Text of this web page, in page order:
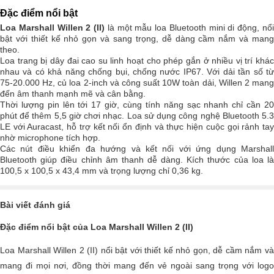
Đặc điểm nổi bật
Loa Marshall Willen 2 (II) là một mẫu loa Bluetooth mini di động, nổi
bật với thiết kế nhỏ gọn và sang trọng, dễ dàng cầm nắm và mang
theo.
Loa trang bị dây đai cao su linh hoạt cho phép gắn ở nhiều vị trí khác
nhau và có khả năng chống bụi, chống nước IP67. Với dải tần số từ
75-20.000 Hz, củ loa 2-inch và công suất 10W toàn dải, Willen 2 mang
đến âm thanh mạnh mẽ và cân bằng.
Thời lượng pin lên tới 17 giờ, cùng tính năng sạc nhanh chỉ cần 20
phút để thêm 5,5 giờ chơi nhạc. Loa sử dụng công nghệ Bluetooth 5.3
LE với Auracast, hỗ trợ kết nối ổn định và thực hiện cuộc gọi rảnh tay
nhờ microphone tích hợp.
Các nút điều khiển đa hướng và kết nối với ứng dụng Marshall
Bluetooth giúp điều chỉnh âm thanh dễ dàng. Kích thước của loa là
100,5 x 100,5 x 43,4 mm và trọng lượng chỉ 0,36 kg.
Bài viết đánh giá
Đặc điểm nổi bật của Loa Marshall Willen 2 (II)
Loa Marshall Willen 2 (II) nổi bật với thiết kế nhỏ gọn, dễ cầm nắm và
mang đi mọi nơi, đồng thời mang đến vẻ ngoài sang trọng với logo